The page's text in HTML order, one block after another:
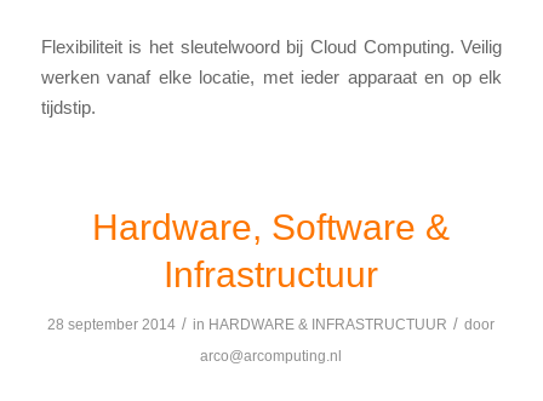
Flexibiliteit is het sleutelwoord bij Cloud Computing. Veilig
werken vanaf elke locatie, met ieder apparaat en op elk
tijdstip.
Hardware, Software &
Infrastructuur
28 september 2014 / in HARDWARE & INFRASTRUCTUUR / door
arco@arcomputing.nl